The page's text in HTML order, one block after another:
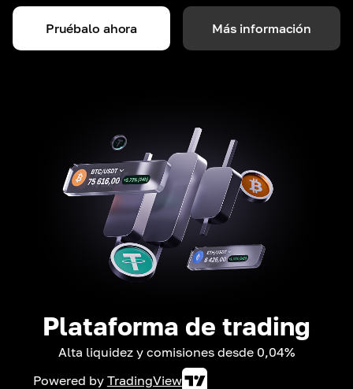
Pruébalo ahora Más información
Plataforma de trading
Alta liquidez y comisiones desde 0,04%
Powered by TradingView